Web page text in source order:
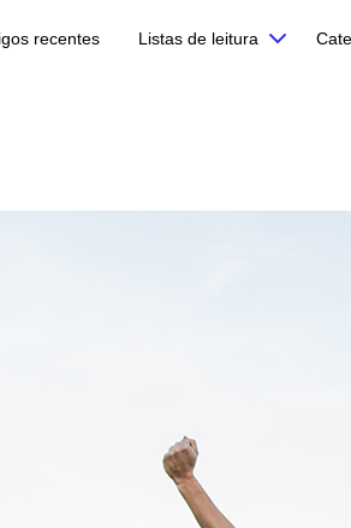
recentes Listas de leitura